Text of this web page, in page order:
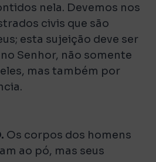
nela. Devemos nos
civis que são
esta sujeição deve ser
Senhor, não somente
mas também por
Os corpos dos homens
ao pó, mas seus